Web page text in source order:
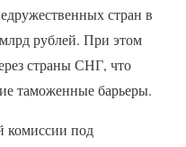
стран в
рублей. При этом
страны СНГ, что
таможенные барьеры.
комиссии под